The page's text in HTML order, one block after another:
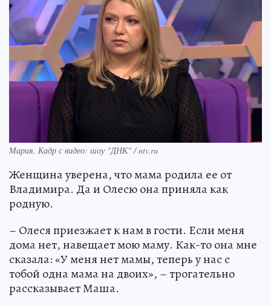
Мария. Кадр с видео: шоу "ДНК" / ntv.ru
Женщина уверена, что мама родила ее от
Владимира. Да и Олесю она приняла как
родную.
– Олеся приезжает к нам в гости. Если меня
дома нет, навещает мою маму. Как-то она мне
сказала: «У меня нет мамы, теперь у нас с
тобой одна мама на двоих», – трогательно
рассказывает Маша.